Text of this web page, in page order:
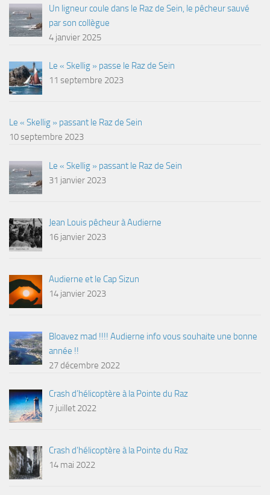
Un ligneur coule dans le Raz de Sein, le pêcheur sauvé
par son collègue
4 janvier 2025
Le « Skellig » passe le Raz de Sein
11 septembre 2023
Le « Skellig » passant le Raz de Sein
10 septembre 2023
Le « Skellig » passant le Raz de Sein
31 janvier 2023
Jean Louis pêcheur à Audierne
16 janvier 2023
Audierne et le Cap Sizun
14 janvier 2023
Bloavez mad !!!! Audierne info vous souhaite une bonne
année !!
27 décembre 2022
Crash d’hélicoptère à la Pointe du Raz
7 juillet 2022
Crash d’hélicoptère à la Pointe du Raz
14 mai 2022